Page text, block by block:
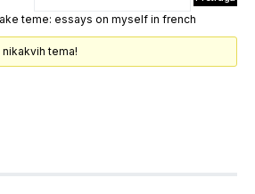
teme: essays on myself in french
tema!